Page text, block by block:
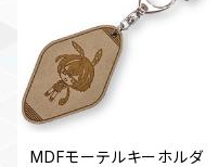
MDFモーテルキーホルダ